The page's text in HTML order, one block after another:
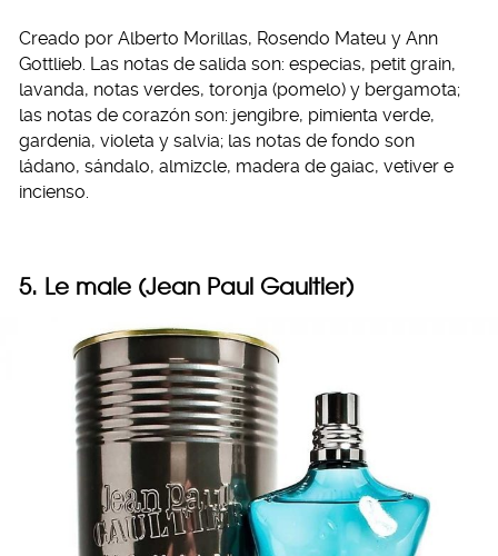
Creado por Alberto Morillas, Rosendo Mateu y Ann
Gottlieb. Las notas de salida son: especias, petit grain,
lavanda, notas verdes, toronja (pomelo) y bergamota;
las notas de corazón son: jengibre, pimienta verde,
gardenia, violeta y salvia; las notas de fondo son
ládano, sándalo, almizcle, madera de gaiac, vetiver e
incienso.
5. Le male (Jean Paul Gaultier)